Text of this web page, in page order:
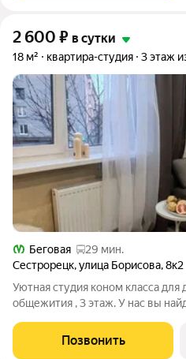
2 600 ₽ в сутки
18 м² квартира-студия 3 этаж
Беговая
29 мин.
Сестрорецк,улица Борисова,8к2
Уютная студия коном класса
общежития , 3 этаж. У нас вы
телевизор. Бытовая техника:
панель, холодильник, фен,
Позвонить